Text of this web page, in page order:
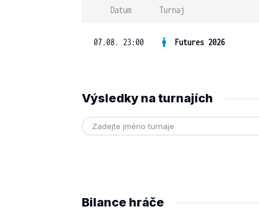
Datum Turnaj
07.08. 23:00 Futures 2026
Výsledky na turnajích
Bilance hráče